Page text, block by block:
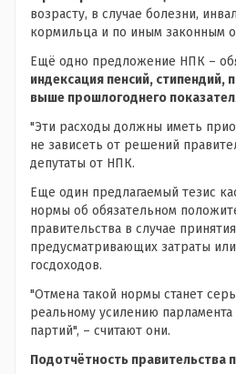
возрасту, в случае болезни,
кормильца и по иным законным
Ещё одно предложение НПК –
индексация пенсий, стипендий,
выше прошлогоднего
"Эти расходы должны иметь
не зависеть от решений
депутаты от НПК.
Еще один предлагаемый тезис
нормы об обязательном
правительства в случае
предусматривающих затраты
госдоходов.
"Отмена такой нормы станет
реальному усилению
партий", – считают они.
Подотчётность правительства